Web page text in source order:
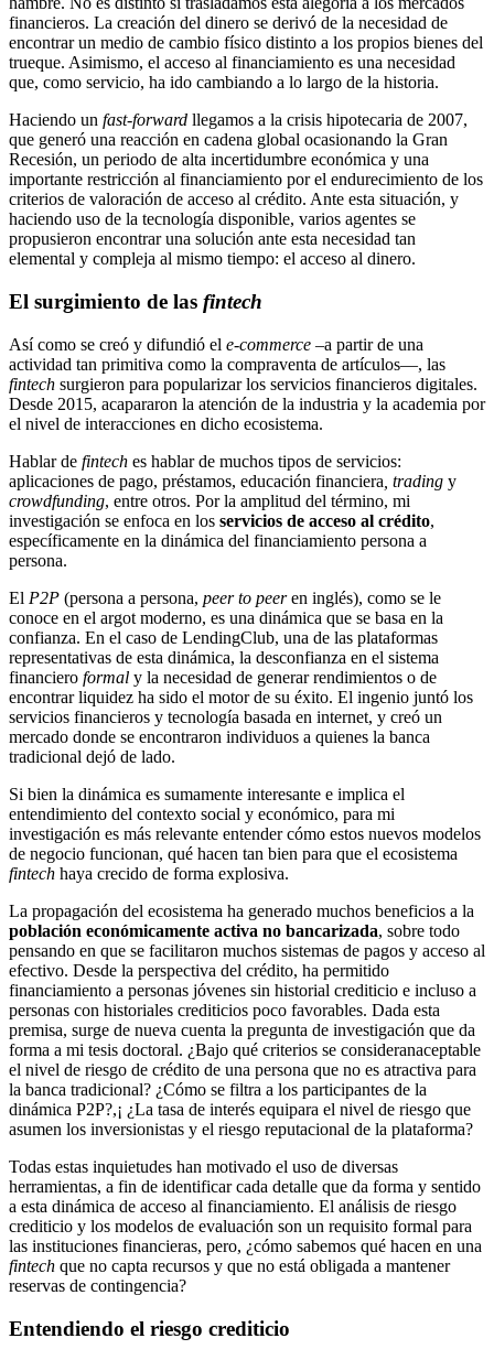
financieros. La creación del dinero se derivó de la necesidad de
encontrar un medio de cambio físico distinto a los propios bienes del
trueque. Asimismo, el acceso al financiamiento es una necesidad
que, como servicio, ha ido cambiando a lo largo de la historia.
Haciendo un fast-forward llegamos a la crisis hipotecaria de 2007,
que generó una reacción en cadena global ocasionando la Gran
Recesión, un periodo de alta incertidumbre económica y una
importante restricción al financiamiento por el endurecimiento de los
criterios de valoración de acceso al crédito. Ante esta situación, y
haciendo uso de la tecnología disponible, varios agentes se
propusieron encontrar una solución ante esta necesidad tan
elemental y compleja al mismo tiempo: el acceso al dinero.
El surgimiento de las fintech
Así como se creó y difundió el e-commerce –a partir de una
actividad tan primitiva como la compraventa de artículos—, las
fintech surgieron para popularizar los servicios financieros digitales.
Desde 2015, acapararon la atención de la industria y la academia por
el nivel de interacciones en dicho ecosistema.
Hablar de fintech es hablar de muchos tipos de servicios:
aplicaciones de pago, préstamos, educación financiera , trading y
crowdfunding, entre otros. Por la amplitud del término, mi
investigación se enfoca en los servicios de acceso al crédito,
específicamente en la dinámica del financiamiento persona a
persona.
El P2P (persona a persona, peer to peeren inglés), como se le
conoce en el argot moderno, es una dinámica que se basa en la
confianza. En el caso de LendingClub, una de las plataformas
representativas de esta dinámica, la desconfianza en el sistema
financiero formal y la necesidad de generar rendimientos o de
encontrar liquidez ha sido el motor de su éxito. El ingenio juntó los
servicios financieros y tecnología basada en internet, y creó un
mercado donde se encontraron individuos a quienes la banca
tradicional dejó de lado.
Si bien la dinámica es sumamente interesante e implica el
entendimiento del contexto social y económico, para mi
investigación es más relevante entender cómo estos nuevos modelos
de negocio funcionan, qué hacen tan bien para que el ecosistema
fintech haya crecido de forma explosiva.
La propagación del ecosistema ha generado muchos beneficios a la
población económicamente activa no bancarizada, sobre todo
pensando en que se facilitaron muchos sistemas de pagos y acceso al
efectivo. Desde la perspectiva del crédito, ha permitido
financiamiento a personas jóvenes sin historial crediticio e incluso a
personas con historiales crediticios poco favorables. Dada esta
premisa, surge de nueva cuenta la pregunta de investigación que da
forma a mi tesis doctoral. ¿Bajo qué criterios se consideranaceptable
el nivel de riesgo de crédito de una persona que no es atractiva para
la banca tradicional? ¿Cómo se filtra a los participantes de la
dinámica P2P?,¡ ¿La tasa de interés equipara el nivel de riesgo que
asumen los inversionistas y el riesgo reputacional de la plataforma?
Todas estas inquietudes han motivado el uso de diversas
herramientas, a fin de identificar cada detalle que da forma y sentido
a esta dinámica de acceso al financiamiento. El análisis de riesgo
crediticio y los modelos de evaluación son un requisito formal para
las instituciones financieras, pero, ¿cómo sabemos qué hacen en una
fintech que no capta recursos y que no está obligada a mantener
reservas de contingencia?
Entendiendo el riesgo crediticio